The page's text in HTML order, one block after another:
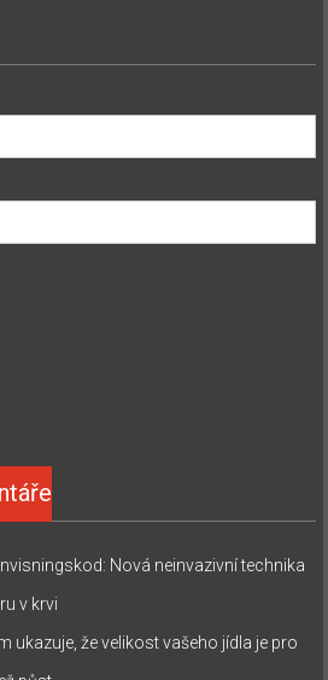
: Nová neinvazivní technika
v krvi
ukazuje, že velikost vašeho jídla je pro